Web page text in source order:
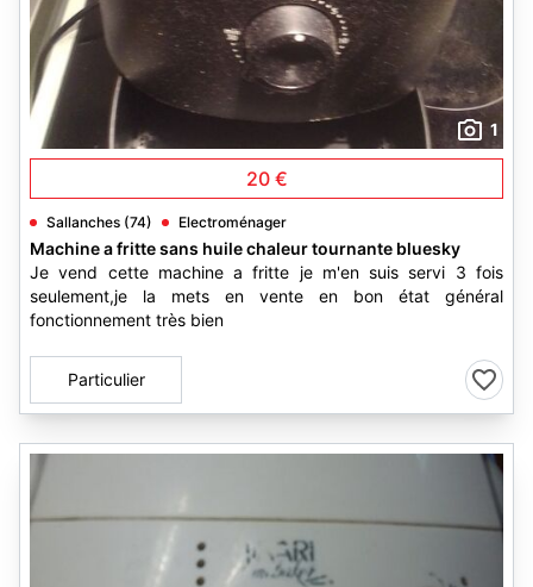
1
20 €
Sallanches (74) Electroménager
Machine a fritte sans huile chaleur tournante bluesky
Je vend cette machine a fritte je m'en suis servi 3 fois
seulement,je la mets en vente en bon état général
fonctionnement très bien
Particulier